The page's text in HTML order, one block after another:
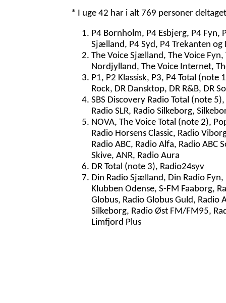
* I uge 42 har i alt 769 personer
P4 Bornholm, P4 Esbjerg, P4
Sjælland, P4 Syd, P4 Trekanten
The Voice Sjælland, The Voice
Nordjylland, The Voice Internet,
P1, P2 Klassisk, P3, P4 Total (note
Rock, DR Dansktop, DR R&B, DR
SBS Discovery Radio Total (note
Radio SLR, Radio Silkeborg,
NOVA, The Voice Total (note 2),
Radio Horsens Classic, Radio
Radio ABC, Radio Alfa, Radio
Skive, ANR, Radio Aura
DR Total (note 3), Radio24syv
Din Radio Sjælland, Din Radio Fyn,
Klubben Odense, S-FM Faaborg,
Globus, Radio Globus Guld, Radio
Silkeborg, Radio Øst FM/FM95,
Limfjord Plus